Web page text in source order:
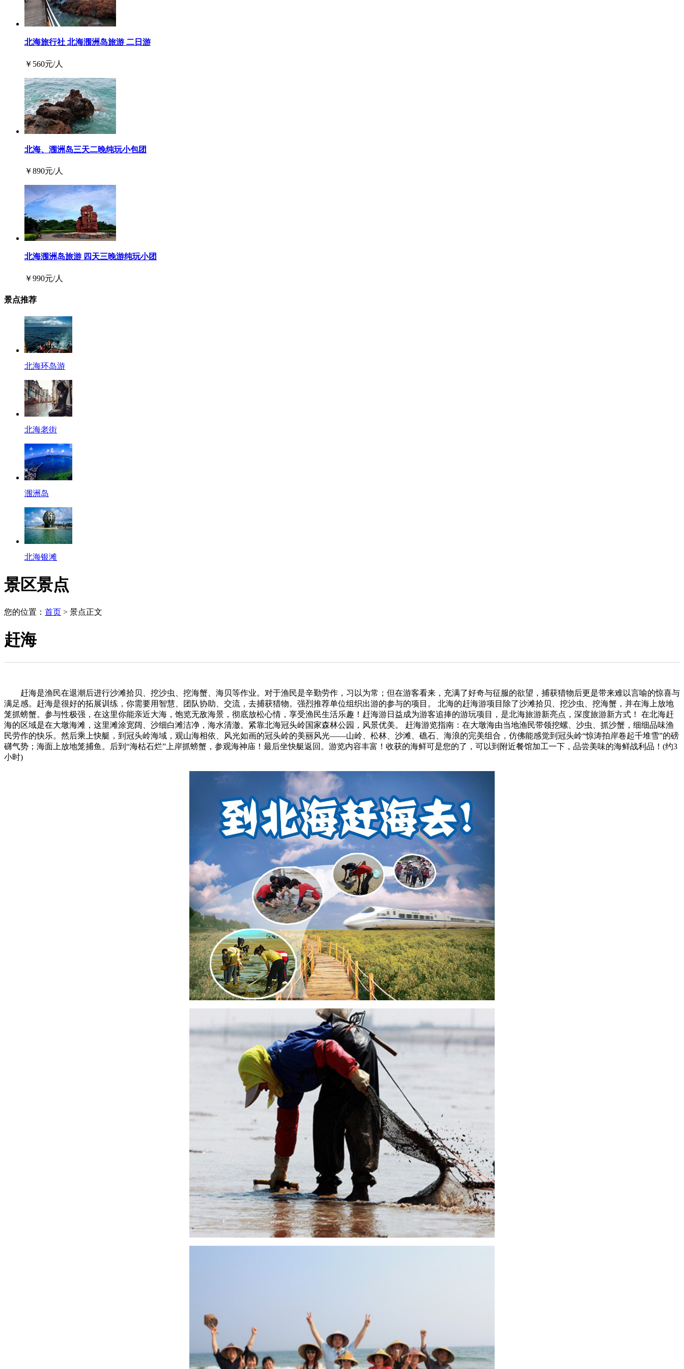
北海旅行社 北海涠洲岛旅游 二日游
￥ 560元/人
北海、涠洲岛三天二晚纯玩小包团
￥890元/人
北海涠洲岛旅游 四天三晚游纯玩小团
￥990元/人
景点推荐
北海环岛游
北海老街
涠洲岛
北海银滩
景区景点
您的位置： 首页 > 景点正文
赶海
赶海是渔民在退潮后进行沙滩拾贝、挖沙虫、挖海蟹、海贝等作业。对于渔民是辛勤劳作，习以为常；但在游客看来，充满了好奇与征服的欲望，捕获猎物后更是带来难以言喻的惊喜与
满足感。赶海是很好的拓展训练，你需要用智慧、团队协助、交流，去捕获猎物。强烈推荐单位组织出游的参与的项目。 北海的赶海游项目除了沙滩拾贝、挖沙虫、挖海蟹，并在海上放地
笼抓螃蟹。参与性极强，在这里你能亲近大海，饱览无敌海景，彻底放松心情，享受渔民生活乐趣！赶海游日益成为游客追捧的游玩项目，是北海旅游新亮点，深度旅游新方式！ 在北海赶
海的区域是在大墩海滩，这里滩涂宽阔、沙细白滩洁净，海水清澈。紧靠北海冠头岭国家森林公园，风景优美。 赶海游览指南：在大墩海由当地渔民带领挖螺、沙虫、抓沙蟹，细细品味渔
民劳作的快乐。然后乘上快艇，到冠头岭海域，观山海相依、风光如画的冠头岭的美丽风光——山岭、松林、沙滩、礁石、海浪的完美组合，仿佛能感觉到冠头岭“惊涛拍岸卷起千堆雪”的磅
礴气势；海面上放地笼捕鱼。后到“海枯石烂”上岸抓螃蟹，参观海神庙！最后坐快艇返回。游览内容丰富！收获的海鲜可是您的了，可以到附近餐馆加工一下，品尝美味的海鲜战利品！(约3
小时)